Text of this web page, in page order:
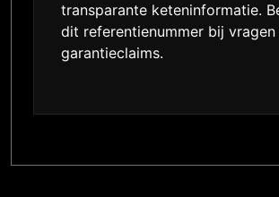
transparante keteninformatie.
dit referentienummer bij
garantieclaims.